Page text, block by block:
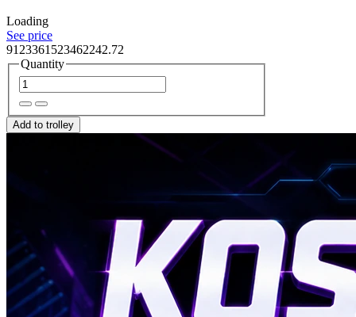
Loading
See price
9123361523462242.72
Quantity
Add to trolley